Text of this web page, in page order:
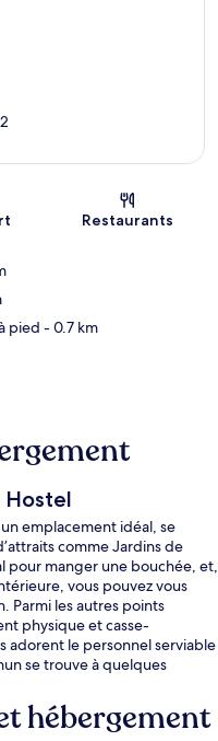
Restaurants
pied - 0.7 km
Hostel
emplacement idéal, se
comme Jardins de
pour manger une bouchée, et,
vous pouvez vous
Parmi les autres points
physique et casse-
adorent le personnel serviable
se trouve à quelques
minutes.
hébergement